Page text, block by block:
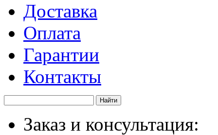
Доставка
Оплата
Гарантии
Контакты
Заказ и консультация: